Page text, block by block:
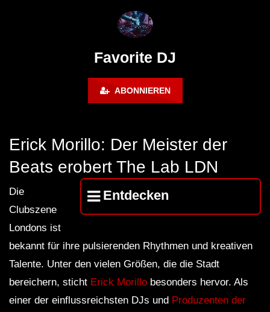
Honey Dijon- Escenario Villa
Maravilla @ Tecate Pal Norte
Favorite DJ
ABONNIEREN
Erick Morillo: Der Meister der
Beats erobert The Lab LDN
Entdecken
Die
Clubszene
Londons ist
bekannt für ihre pulsierenden Rhythmen und kreativen
Talente. Unter den vielen Größen, die die Stadt
bereichern, sticht Erick Morillo besonders hervor. Als
einer der einflussreichsten DJs und Produzenten der